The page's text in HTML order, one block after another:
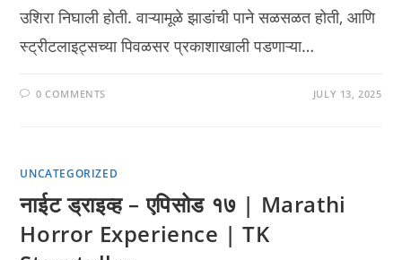
उशिरा निघाली होती. वाऱ्यामूळे झाडांची पाने सळसळत होती, आणि
स्ट्रीटलाइट्सच्या पिवळसर प्रकाशाखाली पडणाऱ्या…
0 COMMENTS JULY 13, 2025
UNCATEGORIZED
नाईट ड्राइव्ह – एपिसोड १७ | Marathi
Horror Experience | TK